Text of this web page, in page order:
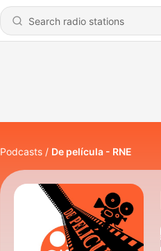
Podcasts De película - RNE